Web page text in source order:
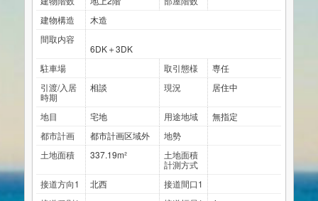
建物構造
木造
間取内容
6DK＋3DK
駐車場
取引態様
専任
引渡/入居
時期
相談 現況 居住中
地目 宅地 用途地域
無指定
都市計画
都市計画区域外
地勢
土地面積
337.19m²
土地面積
計測方式
接道方向1
北西
接道間口1